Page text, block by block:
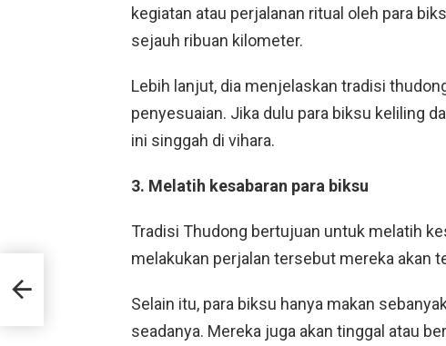
kegiatan atau perjalanan ritual oleh para
sejauh ribuan kilometer.
Lebih lanjut, dia menjelaskan tradisi
penyesuaian. Jika dulu para biksu keliling
ini singgah di vihara.
3. Melatih kesabaran para biksu
Tradisi Thudong bertujuan untuk melatih
melakukan perjalan tersebut mereka akan
Selain itu, para biksu hanya makan
seadanya. Mereka juga akan tinggal atau